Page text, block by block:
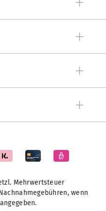
Mehrwertsteuer
wenn